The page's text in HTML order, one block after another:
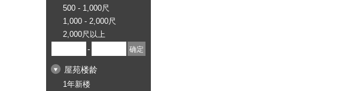
500 - 1,000尺
1,000 - 2,000尺
2,000尺以上
-
屋苑楼龄
1年新楼